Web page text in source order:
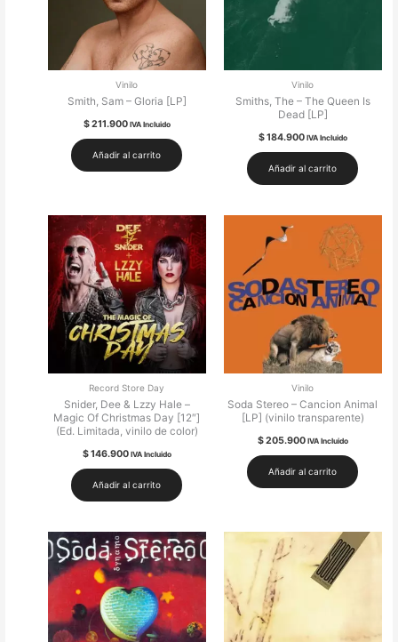
Vinilo
Smith, Sam – Gloria [LP]
$211.900 IVA Incluido
Añadir al carrito
Vinilo
Smiths, The – The Queen Is
Dead [LP]
$184.900 IVA Incluido
Añadir al carrito
Record Store Day
Snider, Dee & Lzzy Hale –
Magic Of Christmas Day [12″]
(Ed. Limitada, vinilo de color)
$146.900 IVA Incluido
Añadir al carrito
Vinilo
Soda Stereo – Cancion Animal
[LP] (vinilo transparente)
$205.900 IVA Incluido
Añadir al carrito